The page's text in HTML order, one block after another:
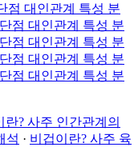
점 대인관계 특성 분
점 대인관계 특성 분
점 대인관계 특성 분
점 대인관계 특성 분
점 대인관계 특성 분
란? 사주 인간관계의
석 · 비겁이란? 사주 육